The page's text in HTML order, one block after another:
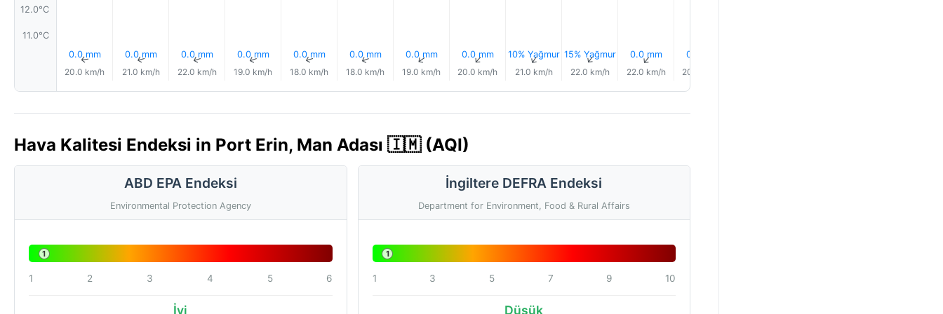
12.0°C
11.0°C
0.0 mm
↑
20.0 km/h
0.0 mm
↑
21.0 km/h
0.0 mm
↑
22.0 km/h
0.0 mm
↑
19.0 km/h
0.0 mm
↑
18.0 km/h
0.0 mm
↑
18.0 km/h
0.0 mm
↑
19.0 km/h
0.0 mm
↑
20.0 km/h
10% Yağmur
↑
21.0 km/h
15% Yağmur
↑
22.0 km/h
0.0 mm
↑
22.0 km/h
0.0 mm
20.0 km/h
Hava Kalitesi Endeksi in Port Erin, Man Adası 🇮🇲 (AQI)
ABD EPA Endeksi
Environmental Protection Agency
1
1 2 3 4 5 6
İyi
İngiltere DEFRA Endeksi
Department for Environment, Food & Rural Affairs
1
1 3 5 7 9 10
Düşük